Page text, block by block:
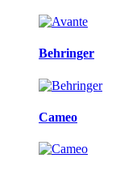
Behringer
Cameo